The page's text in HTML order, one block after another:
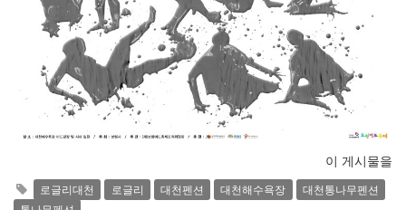
이 게시물을
로글리대천 로글리 대천펜션 대천해수욕장
대천통나무펜션